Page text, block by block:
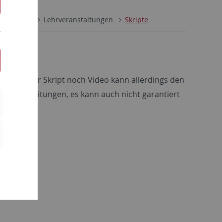
Lehrveranstaltungen Skripte
Weder Skript noch Video kann allerdings den
es kann auch nicht garantiert